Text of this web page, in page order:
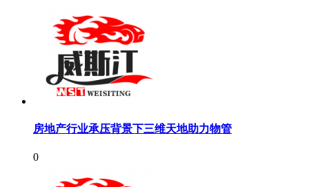
房地产行业承压背景下三维天地助力物管
0